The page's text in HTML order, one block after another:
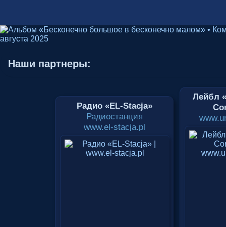
Наши партнеры:
Радио «EL-Stacja»
Радиостанция
www.el-stacja.pl
Лейбл